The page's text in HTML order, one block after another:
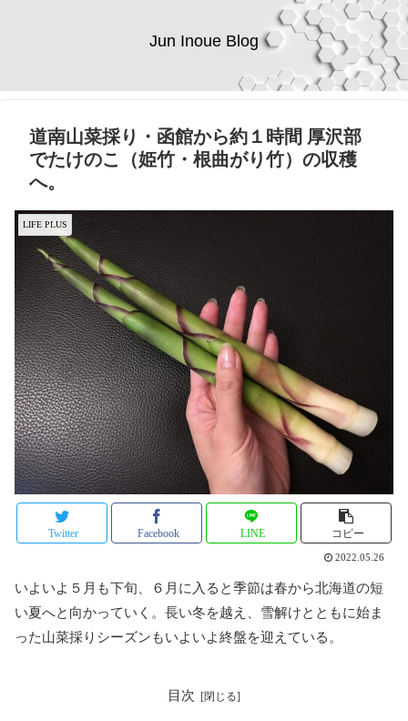
Jun Inoue Blog
道南山菜採り・函館から約１時間 厚沢部
でたけのこ（姫竹・根曲がり竹）の収穫
へ。
LIFE PLUS
Twitter Facebook LINE コピー
2022.05.26
いよいよ５月も下旬、６月に入ると季節は春から北海道の短
い夏へと向かっていく。長い冬を越え、雪解けとともに始ま
った山菜採りシーズンもいよいよ終盤を迎えている。
目次